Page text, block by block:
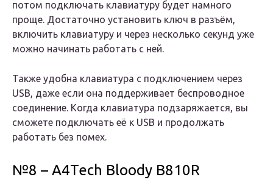
потом подключать клавиатуру будет намного
проще. Достаточно установить ключ в разъём,
включить клавиатуру и через несколько секунд уже
можно начинать работать с ней.
Также удобна клавиатура с подключением через
USB, даже если она поддерживает беспроводное
соединение. Когда клавиатура подзаряжается, вы
сможете подключать её к USB и продолжать
работать без помех.
№8 – A4Tech Bloody B810R